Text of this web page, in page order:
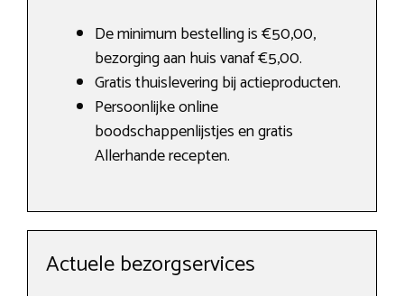
De minimum bestelling is €50,00,
bezorging aan huis vanaf €5,00.
Gratis thuislevering bij actieproducten.
Persoonlijke online
boodschappenlijstjes en gratis
Allerhande recepten.
Actuele bezorgservices